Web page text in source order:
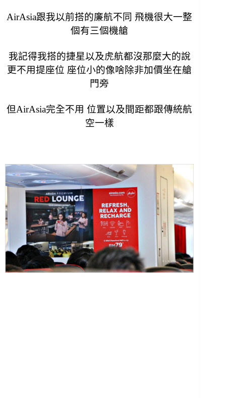
AirAsia跟我以前搭的廉航不同 飛機很大一整
個有三個機艙
我記得我搭的捷星以及虎航都沒那麼大的說
更不用提座位 座位小的像啥除非加價坐在艙
門旁
但AirAsia完全不用 位置以及間距都跟傳統航
空一樣